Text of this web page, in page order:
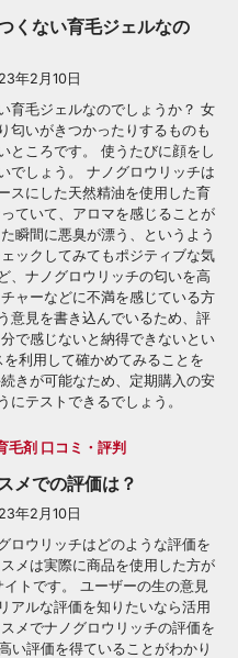
くない育毛ジェルなの
年2月10日
育毛ジェルなのでしょうか？ 女
匂いがきつかったりするものも
ところです。 使うたびに顔をし
でしょう。 ナノグロウリッチは
スにした天然精油を使用した育
ていて、アロマを感じることが
瞬間に悪臭が漂う、というよう
ックしてみてもポジティブな気
、ナノグロウリッチの匂いを高
ャーなどに不満を感じている方
意見を書き込んでいるため、評
で感じないと納得できないとい
利用して確かめてみることを
きが可能なため、定期購入の安
テストできるでしょう。
毛剤 口コミ・評判
メでの評価は？
年2月10日
ロウリッチはどのような評価を
メは実際に商品を使用した方が
トです。 ユーザーの生の意見
アルな評価を知りたいなら活用
メでナノグロウリッチの評価を
い評価を得ていることがわかり